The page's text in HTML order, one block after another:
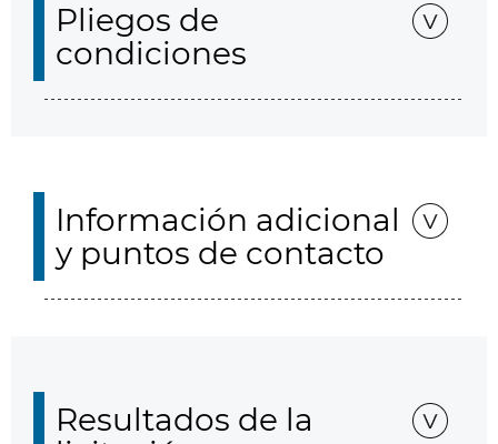
Pliegos de
condiciones
Información adicional
y puntos de contacto
Resultados de la